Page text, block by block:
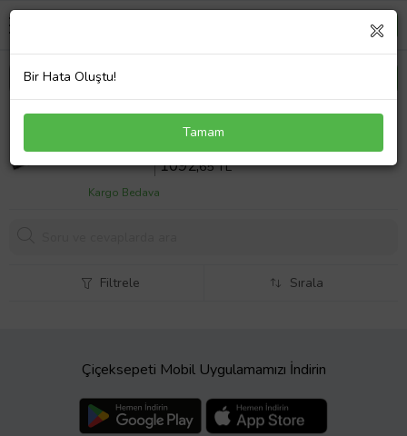
Hp Pavilion TouchSmart 15-N220TU Notebook
Batarya Laptop Pil 4Cell Siyah
Sepette %10 İndirim
1092,65 TL
Kargo Bedava
Filtrele Sırala
Çiçeksepeti Mobil Uygulamamızı İndirin
Bir Hata Oluştu!
Tamam